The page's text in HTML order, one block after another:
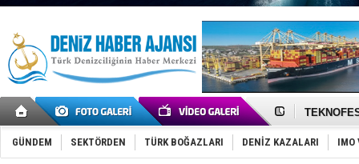
TAYK -
Tersane
İngiliz
FESCO,
GÜNDEM SEKTÖRDEN TÜRK BOĞAZLARI DENİZ KAZALARI IMO